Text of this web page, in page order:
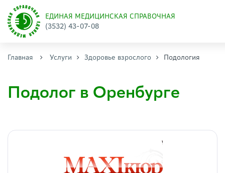
ЕДИНАЯ МЕДИЦИНСКАЯ СПРАВОЧНАЯ
(3532) 43-07-08
Главная Услуги Здоровье взрослого Подология
Подолог в Оренбурге